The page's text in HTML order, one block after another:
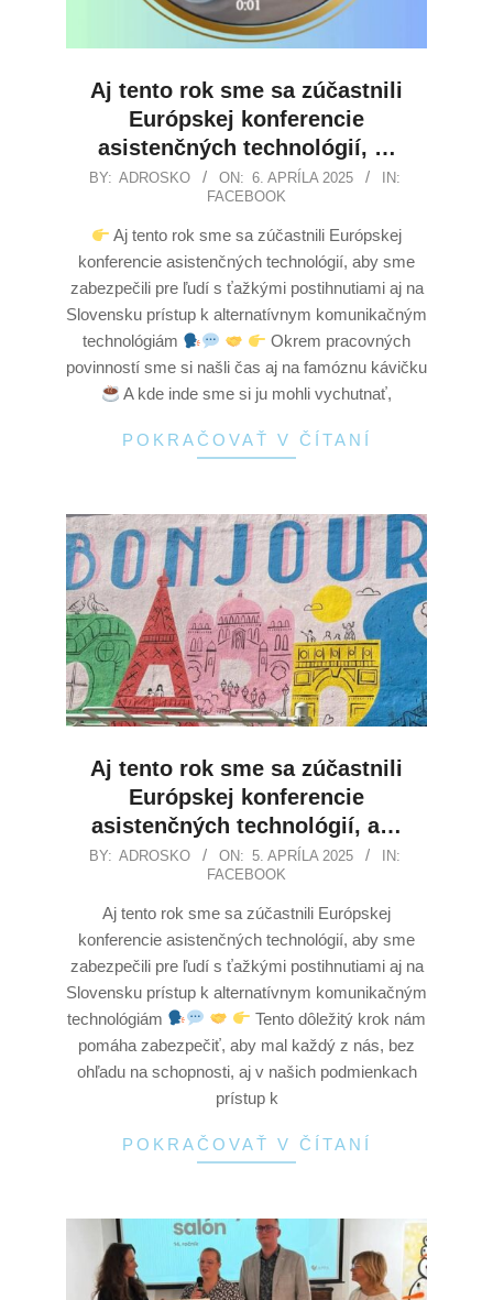
Aj tento rok sme sa zúčastnili
Európskej konferencie
asistenčných technológií, …
BY: ADROSKO ON: 6. APRÍLA 2025
IN:
FACEBOOK
Aj tento rok sme sa zúčastnili Európskej
konferencie asistenčných technológií, aby sme
zabezpečili pre ľudí s ťažkými postihnutiami aj na
Slovensku prístup k alternatívnym komunikačným
technológiám
Okrem pracovných
povinností sme si našli čas aj na famóznu kávičku
A kde inde sme si ju mohli vychutnať,
POKRAČOVAŤ V ČÍTANÍ
Aj tento rok sme sa zúčastnili
Európskej konferencie
asistenčných technológií, a…
BY: ADROSKO ON: 5. APRÍLA 2025
IN:
FACEBOOK
Aj tento rok sme sa zúčastnili Európskej
konferencie asistenčných technológií, aby sme
zabezpečili pre ľudí s ťažkými postihnutiami aj na
Slovensku prístup k alternatívnym komunikačným
technológiám
Tento dôležitý krok nám
pomáha zabezpečiť, aby mal každý z nás, bez
ohľadu na schopnosti, aj v našich podmienkach
prístup k
POKRAČOVAŤ V ČÍTANÍ